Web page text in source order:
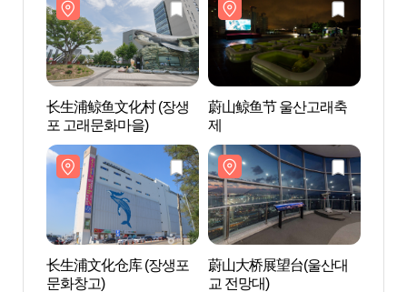
长生浦鲸鱼文化村 (장생
포 고래문화마을)
蔚山鲸鱼节 울산고래축
제
长生浦文化仓库 (장생포
문화창고)
蔚山大桥展望台(울산대
교 전망대)